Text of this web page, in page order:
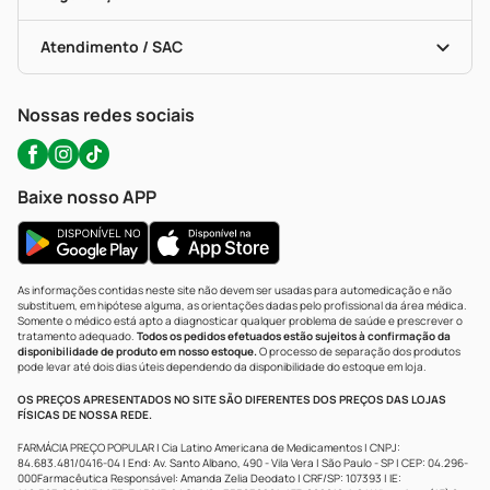
Troca E Devolução
Bulas De A A Z
Políticas De Marketplace
Testes Rápidos
Autoteste Covid-19
Certificado De Segurança
Portal Da Privacidade
Atendimento / SAC
WhatsApp (47) 9202-1687
Nossas redes sociais
Baixe nosso APP
As informações contidas neste site não devem ser usadas para automedicação e não
substituem, em hipótese alguma, as orientações dadas pelo profissional da área médica.
Somente o médico está apto a diagnosticar qualquer problema de saúde e prescrever o
tratamento adequado. Todos os pedidos efetuados estão sujeitos à confirmação da
disponibilidade de produto em nosso estoque.O processo de separação dos produtos
pode levar até dois dias úteis dependendo da disponibilidade do estoque em loja.
OS PREÇOS APRESENTADOS NO SITE SÃO DIFERENTES DOS PREÇOS DAS LOJAS
FÍSICAS DE NOSSA REDE.
FARMÁCIA PREÇO POPULAR | Cia Latino Americana de Medicamentos | CNPJ:
84.683.481/0416-04 | End: Av. Santo Albano, 490 - Vila Vera | São Paulo - SP | CEP: 04.296-
000Farmacêutica Responsável: Amanda Zelia Deodato | CRF/SP: 107393 | IE: